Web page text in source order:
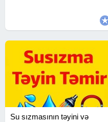
Su sızmasının təyini və